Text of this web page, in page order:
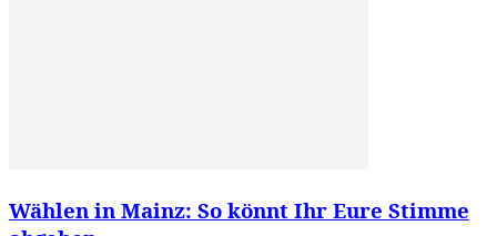
Wählen in Mainz: So könnt Ihr Eure Stimme